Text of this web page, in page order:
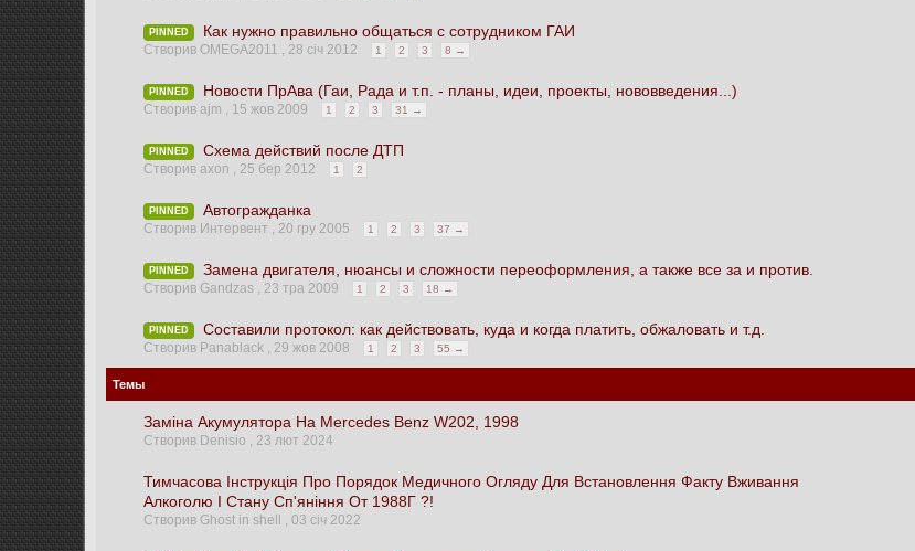
PINNED Как нужно правильно общаться с сотрудником ГАИ
Створив OMEGA2011 , 28 січ 2012 1 2 3 8 →
PINNED Новости ПрАва (Гаи, Рада и т.п. - планы, идеи, проекты, нововведения...)
Створив ajm , 15 жов 2009 1 2 3 31 →
PINNED Схема действий после ДТП
Створив axon , 25 бер 2012 1 2
PINNED Автогражданка
Створив Интервент , 20 гру 2005 1 2 3 37 →
PINNED Замена двигателя, нюансы и сложности переоформления, а также все за и против.
Створив Gandzas , 23 тра 2009 1 2 3 18 →
PINNED Составили протокол: как действовать, куда и когда платить, обжаловать и т.д.
Створив Panablack , 29 жов 2008 1 2 3 55 →
Темы
Заміна Акумулятора На Mercedes Benz W202, 1998
Створив Denisio , 23 лют 2024
Тимчасова Інструкція Про Порядок Медичного Огляду Для Встановлення Факту Вживання
Алкоголю І Стану Сп'яніння От 1988Г ?!
Створив Ghost in shell ,03 січ 2022